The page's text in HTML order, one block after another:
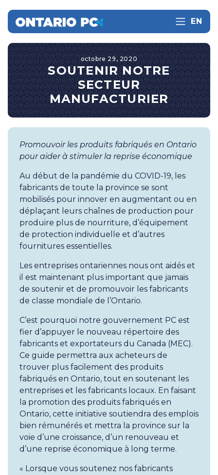
EN
octobre 29, 2020
SOUTENIR NOTRE
SECTEUR
MANUFACTURIER
Promouvoir les produits fabriqués en Ontario
pour aider à stimuler la reprise économique
Au début de la pandémie du COVID-19, les
fabricants de toute la province se sont
mobilisés pour innover en augmentant ou en
déplaçant leurs chaînes de production pour
produire plus de nourriture, d’équipement
de protection individuelle et d’autres
fournitures essentielles.
Les entreprises ontariennes nous ont aidés et
il est maintenant plus important que jamais
de soutenir et de promouvoir les fabricants
de classe mondiale de l’Ontario.
C’est pourquoi notre gouvernement PC est
fier d’appuyer le nouveau répertoire des
fabricants et exportateurs du Canada (MEC).
Ce guide permettra aux acheteurs de
trouver plus facilement des produits
fabriqués en Ontario, tout en soutenant les
entreprises et les fabricants locaux. En faisant
la promotion des produits fabriqués en
Ontario, cette initiative soutiendra des emplois
bien rémunérés et mettra la province sur la
voie d’une croissance, d’un renouveau et
d’une reprise économique à long terme.
« Lorsque vous soutenez nos fabricants